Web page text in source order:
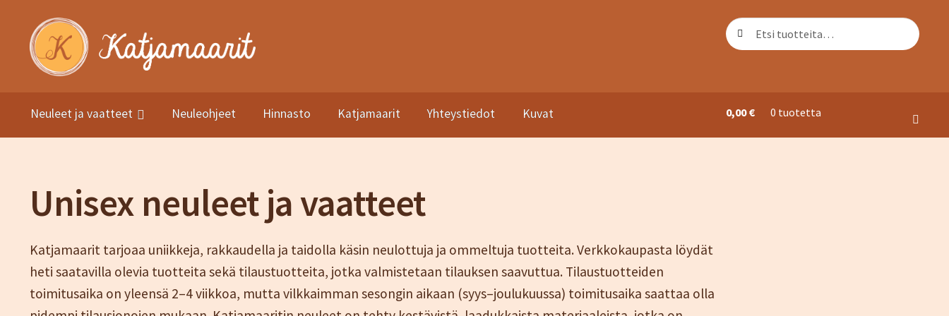
Siirry
navigointiin
Siirry
sisältöön
Etsi:
Haku
Neuleet ja vaatteet Neuleohjeet Hinnasto Katjamaarit Yhteystiedot Kuvat
EtusivuKuvatNeuleet ja vaatteetNeuleohjeetKauppaHinnastoKassaKatjamaaritNaisten vaatteetNeuleetOma tiliOstoskori
0,00€ 0 tuotetta
Unisex neuleet ja vaatteet
Katjamaarit tarjoaa uniikkeja, rakkaudella ja taidolla käsin neulottuja ja ommeltuja tuotteita. Verkkokaupasta löydät
heti saatavilla olevia tuotteita sekä tilaustuotteita, jotka valmistetaan tilauksen saavuttua. Tilaustuotteiden
toimitusaika on yleensä 2–4 viikkoa, mutta vilkkaimman sesongin aikaan (syys–joulukuussa) toimitusaika saattaa olla